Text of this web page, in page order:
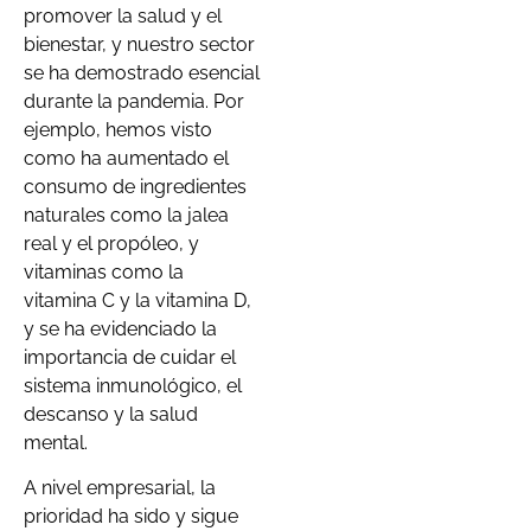
promover la salud y el
bienestar, y nuestro sector
se ha demostrado esencial
durante la pandemia. Por
ejemplo, hemos visto
como ha aumentado el
consumo de ingredientes
naturales como la jalea
real y el propóleo, y
vitaminas como la
vitamina C y la vitamina D,
y se ha evidenciado la
importancia de cuidar el
sistema inmunológico, el
descanso y la salud
mental.
A nivel empresarial, la
prioridad ha sido y sigue